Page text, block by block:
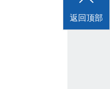
返回顶部